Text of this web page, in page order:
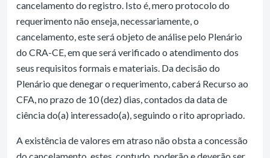
cancelamento do registro. Isto é, mero protocolo do
requerimento não enseja, necessariamente, o
cancelamento, este será objeto de análise pelo Plenário
do CRA-CE, em que será verificado o atendimento dos
seus requisitos formais e materiais. Da decisão do
Plenário que denegar o requerimento, caberá Recurso ao
CFA, no prazo de 10 (dez) dias, contados da data de
ciência do(a) interessado(a), seguindo o rito apropriado.
A existência de valores em atraso não obsta a concessão